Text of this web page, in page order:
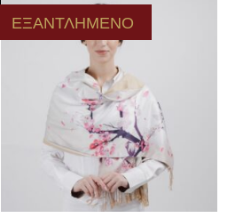
ΕΞΑΝΤΛΗΜΕΝΟ